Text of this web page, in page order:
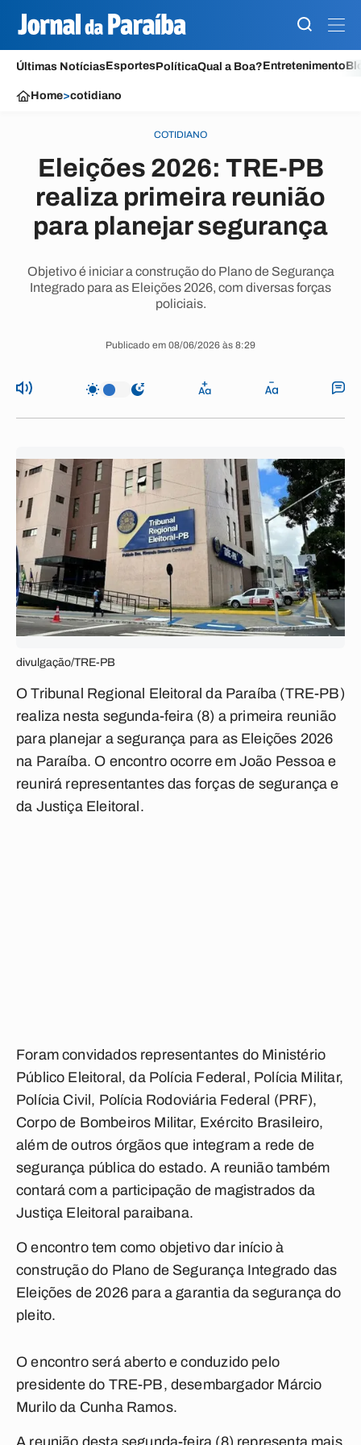
Últimas NotíciasEsportesPolíticaQual a Boa?Entretenimento
Home>cotidiano
COTIDIANO
Eleições 2026: TRE-PB
realiza primeira reunião
para planejar segurança
Objetivo é iniciar a construção do Plano de Segurança
Integrado para as Eleições 2026, com diversas forças
policiais.
Publicado em 08/06/2026 às 8:29
divulgação/TRE-PB
O Tribunal Regional Eleitoral da Paraíba (TRE-PB)
realiza nesta segunda-feira (8) a primeira reunião
para planejar a segurança para as Eleições 2026
na Paraíba. O encontro ocorre em João Pessoa e
reunirá representantes das forças de segurança e
da Justiça Eleitoral.
Foram convidados representantes do Ministério
Público Eleitoral, da Polícia Federal, Polícia Militar,
Polícia Civil, Polícia Rodoviária Federal (PRF),
Corpo de Bombeiros Militar, Exército Brasileiro,
além de outros órgãos que integram a rede de
segurança pública do estado. A reunião também
contará com a participação de magistrados da
Justiça Eleitoral paraibana.
O encontro tem como objetivo dar início à
construção do Plano de Segurança Integrado das
Eleições de 2026 para a garantia da segurança do
pleito.
O encontro será aberto e conduzido pelo
presidente do TRE-PB, desembargador Márcio
Murilo da Cunha Ramos.
A reunião desta segunda-feira (8) representa mais